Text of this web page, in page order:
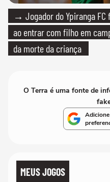
→ Jogador do Ypiranga FC
ao entrar com filho em
da morte da criança
O Terra é uma fonte de
MEUS JOGOS